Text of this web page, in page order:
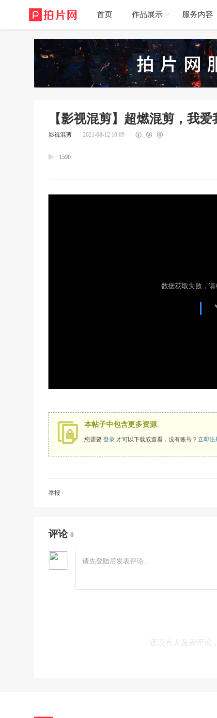
首页 作品展示 服务内容
【影视混剪】超燃混剪，我
影视混剪 2021-08-12 10:09
1590
本帖子中包含更多资源
您需要 登录 才可以下载或查看，没有账号？ 立即注
举报
评论 0
还没有人发表评论